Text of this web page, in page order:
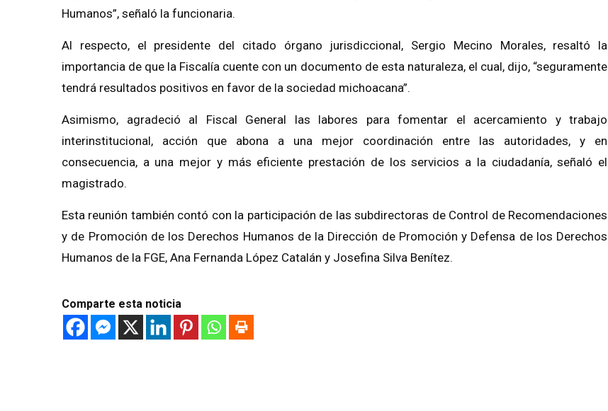
Humanos”, señaló la funcionaria.
Al respecto, el presidente del citado órgano jurisdiccional, Sergio Mecino Morales, resaltó la
importancia de que la Fiscalía cuente con un documento de esta naturaleza, el cual, dijo, “seguramente
tendrá resultados positivos en favor de la sociedad michoacana”.
Asimismo, agradeció al Fiscal General las labores para fomentar el acercamiento y trabajo
interinstitucional, acción que abona a una mejor coordinación entre las autoridades, y en
consecuencia, a una mejor y más eficiente prestación de los servicios a la ciudadanía, señaló el
magistrado.
Esta reunión también contó con la participación de las subdirectoras de Control de Recomendaciones
y de Promoción de los Derechos Humanos de la Dirección de Promoción y Defensa de los Derechos
Humanos de la FGE, Ana Fernanda López Catalán y Josefina Silva Benítez.
Comparte esta noticia